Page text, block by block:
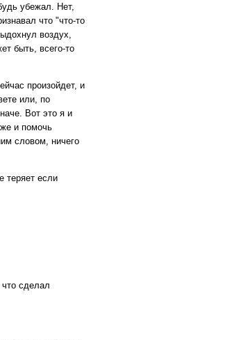
убежал. Нет,
что "что-то
воздух,
быть, всего-то
произойдет, и
или, по
Вот это я и
и помочь
словом, ничего
теряет если
сделал